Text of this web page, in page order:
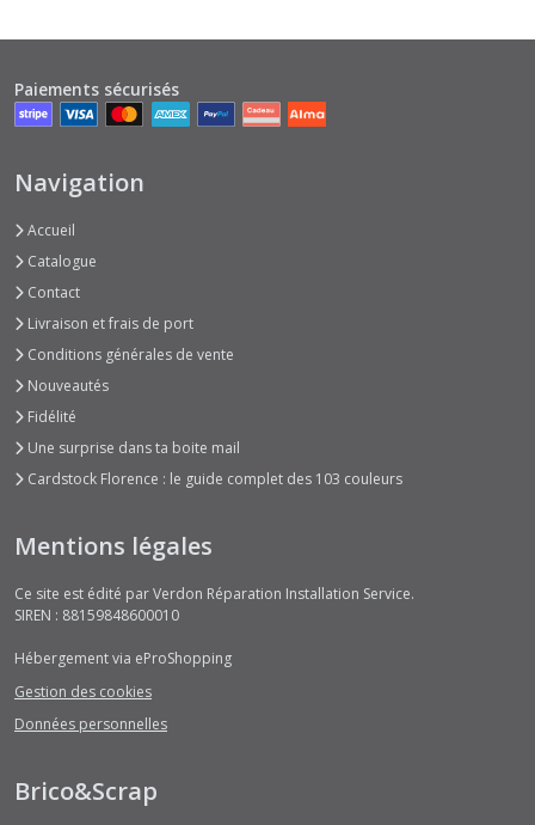
Paiements sécurisés
Navigation
Accueil
Catalogue
Contact
Livraison et frais de port
Conditions générales de vente
Nouveautés
Fidélité
Une surprise dans ta boite mail
Cardstock Florence : le guide complet des 103 couleurs
Mentions légales
Ce site est édité par Verdon Réparation Installation Service.
SIREN : 88159848600010
Hébergement via eProShopping
Gestion des cookies
Données personnelles
Brico&Scrap